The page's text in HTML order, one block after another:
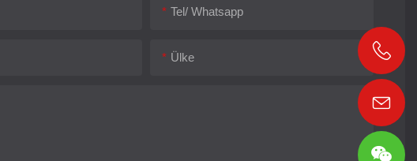
Tel/ Whatsapp
Ülke